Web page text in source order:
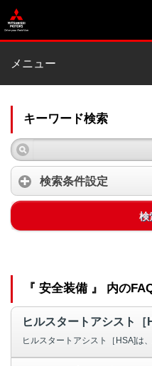
メニュー
キーワード検索
検索条件設定
検
『 安全装備 』 内の
ヒルスタートアシスト［